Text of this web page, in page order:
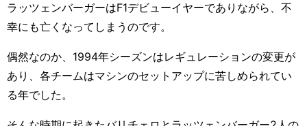
ラッツェンバーガーはF1デビューイヤーでありながら、不
幸にも亡くなってしまうのです。
偶然なのか、1994年シーズンはレギュレーションの変更が
あり、各チームはマシンのセットアップに苦しめられてい
る年でした。